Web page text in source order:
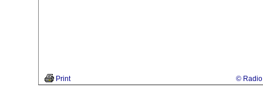
Print © Radio